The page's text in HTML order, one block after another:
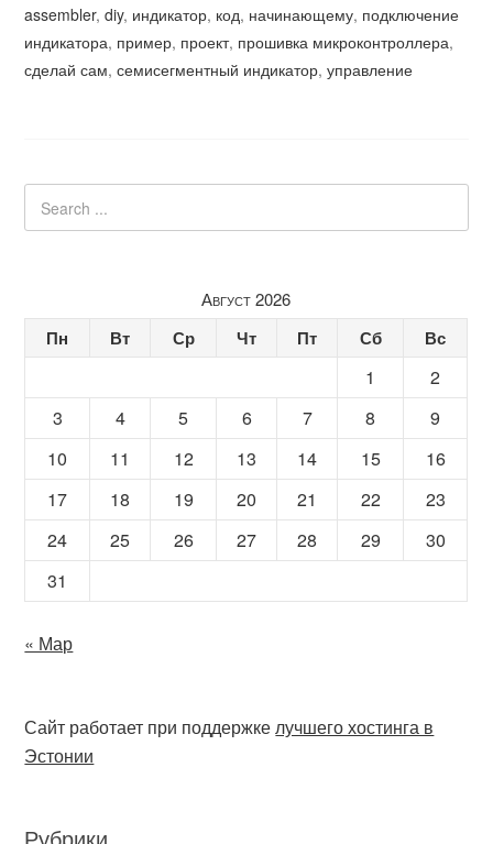
assembler,diy, индикатор, код, начинающему, подключение
индикатора, пример, проект, прошивка микроконтроллера,
сделай сам,семисегментный индикатор,управление
Август 2026
Пн Вт Ср Чт Пт Сб Вс
1
2
3
4 5 6 7 8
9
10
11 12 13 14 15
16
17
18 19 20 21 22
23
24
25 26 27 28 29
30
31
« Мар
Сайт работает при поддержкелучшего хостинга в
Эстонии